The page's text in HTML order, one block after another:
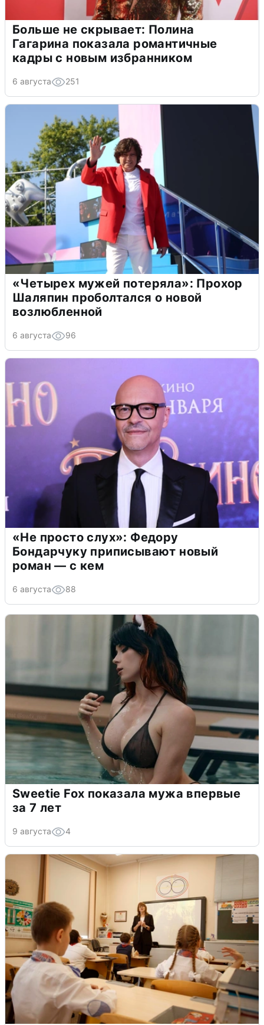
Больше не скрывает: Полина
Гагарина показала романтичные
кадры с новым избранником
6 августа 251
«Четырех мужей потеряла»: Прохор
Шаляпин проболтался о новой
возлюбленной
6 августа 96
«Не просто слух»: Федору
Бондарчуку приписывают новый
роман — с кем
6 августа 88
Sweetie Fox показала мужа впервые
за 7 лет
9 августа 4